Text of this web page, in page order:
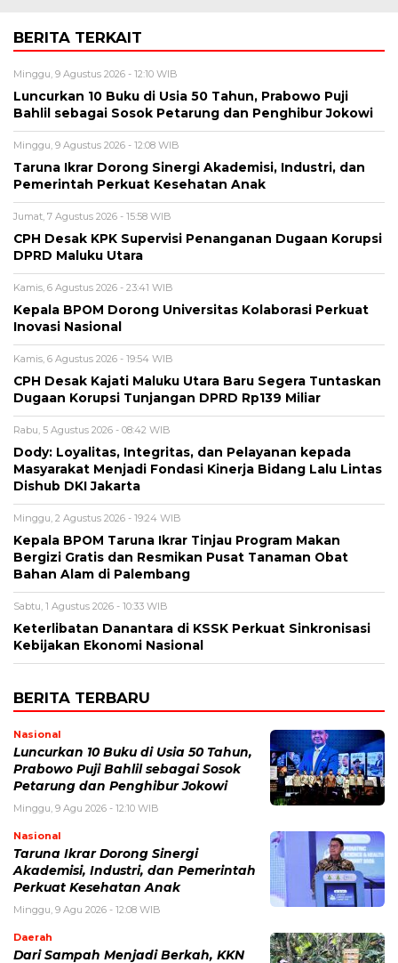
BERITA TERKAIT
Minggu, 9 Agustus 2026 - 12:10 WIB
Luncurkan 10 Buku di Usia 50 Tahun, Prabowo Puji
Bahlil sebagai Sosok Petarung dan Penghibur Jokowi
Minggu, 9 Agustus 2026 - 12:08 WIB
Taruna Ikrar Dorong Sinergi Akademisi, Industri, dan
Pemerintah Perkuat Kesehatan Anak
Jumat, 7 Agustus 2026 - 15:58 WIB
CPH Desak KPK Supervisi Penanganan Dugaan Korupsi
DPRD Maluku Utara
Kamis, 6 Agustus 2026 - 23:41 WIB
Kepala BPOM Dorong Universitas Kolaborasi Perkuat
Inovasi Nasional
Kamis, 6 Agustus 2026 - 19:54 WIB
CPH Desak Kajati Maluku Utara Baru Segera Tuntaskan
Dugaan Korupsi Tunjangan DPRD Rp139 Miliar
Rabu, 5 Agustus 2026 - 08:42 WIB
Dody: Loyalitas, Integritas, dan Pelayanan kepada
Masyarakat Menjadi Fondasi Kinerja Bidang Lalu Lintas
Dishub DKI Jakarta
Minggu, 2 Agustus 2026 - 19:24 WIB
Kepala BPOM Taruna Ikrar Tinjau Program Makan
Bergizi Gratis dan Resmikan Pusat Tanaman Obat
Bahan Alam di Palembang
Sabtu, 1 Agustus 2026 - 10:33 WIB
Keterlibatan Danantara di KSSK Perkuat Sinkronisasi
Kebijakan Ekonomi Nasional
BERITA TERBARU
Nasional
Luncurkan 10 Buku di Usia 50 Tahun,
Prabowo Puji Bahlil sebagai Sosok
Petarung dan Penghibur Jokowi
Minggu, 9 Agu 2026 - 12:10 WIB
Nasional
Taruna Ikrar Dorong Sinergi
Akademisi, Industri, dan Pemerintah
Perkuat Kesehatan Anak
Minggu, 9 Agu 2026 - 12:08 WIB
Daerah
Dari Sampah Menjadi Berkah, KKN